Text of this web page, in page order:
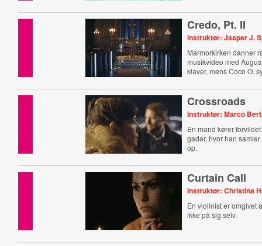
Credo, Pt. II
Instruktør: Jasper J.
Marmorkirken danner
musikvideo med
klaver, mens Coco O.
Crossroads
Instruktør: Marco
En mand kører
gader, hvor han
op.
Curtain Call
Instruktør: Christina
En violinist er omgivet
ikke på sig selv.